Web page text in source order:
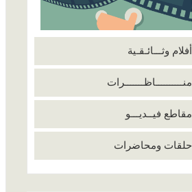
أفلام وثـــائـقـية
منــــــــــاظـــــــرات
مقاطع فيــديـــو
حلقات ومحاضرات